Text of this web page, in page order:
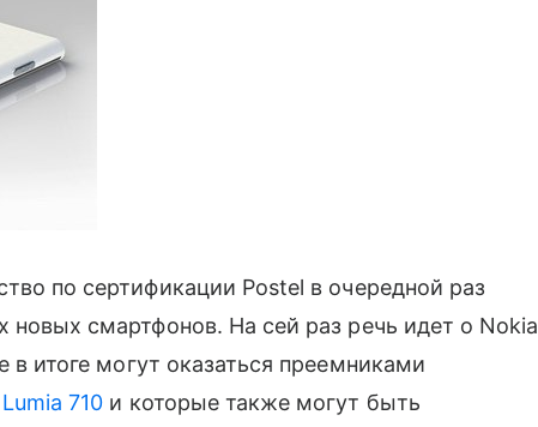
по сертификации Postel в очередной раз
новых смартфонов. На сей раз речь идет о Nokia
итоге могут оказаться преемниками
Lumia 710 и которые также могут быть